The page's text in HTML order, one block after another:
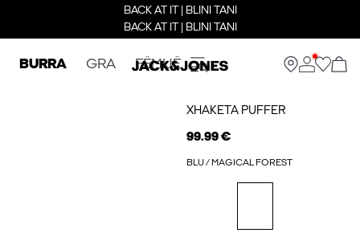
BACK AT IT | BLINI TANI
BACK AT IT | BLINI TANI
BURRA GRA FËMIJË
XHAKETA PUFFER
99.99 €
BLU / MAGICAL FOREST